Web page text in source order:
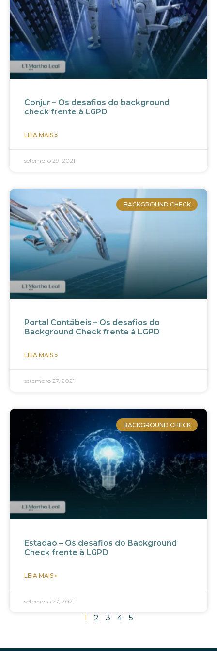
Conjur – Os desafios do background
check frente à LGPD
LEIA MAIS »
setembro 29, 2021
BACKGROUND CHECK
Portal Contábeis – Os desafios do
Background Check frente à LGPD
LEIA MAIS »
setembro 27, 2021
BACKGROUND CHECK
Estadão – Os desafios do Background
Check frente à LGPD
LEIA MAIS »
setembro 27, 2021
1 2 3 4 5